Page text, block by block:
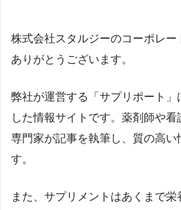
株式会社スタルジーのコーポレー
ありがとうございます。
弊社が運営する「サプリポート
した情報サイトです。薬剤師や
専門家が記事を執筆し、質の高い
す。
また、サプリメントはあくまで